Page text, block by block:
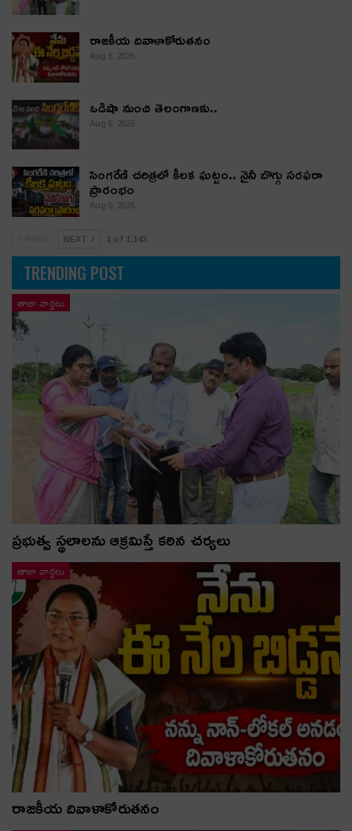
రాజకీయ దివాళాకోరుతనం
Aug 6, 2026
ఒడిషా నుంచి తెలంగాణ‌కు..
Aug 6, 2026
సింగరేణి చరిత్రలో కీలక ఘట్టం.. నైనీ బొగ్గు సరఫరా
ప్రారంభం
Aug 5, 2026
NEXT 1 of 1,143
TRENDING POST
తాజా వార్తలు
ప్రభుత్వ స్థలాలను ఆక్రమిస్తే కఠిన చర్యలు
తాజా వార్తలు
రాజకీయ దివాళాకోరుతనం